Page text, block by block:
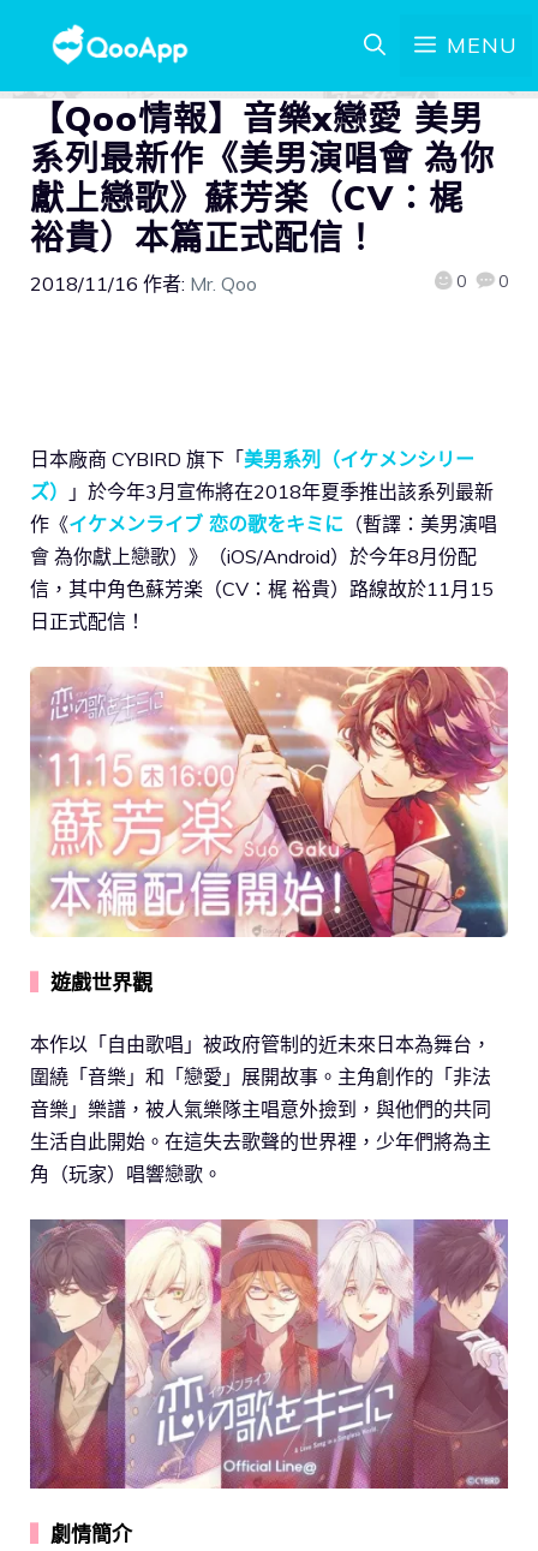
MENU
【Qoo情報】音樂x戀愛 美男
系列最新作《美男演唱會 為你
獻上戀歌》蘇芳楽（CV：梶
裕貴）本篇正式配信！
2018/11/16 作者: Mr. Qoo 0 0
日本廠商 CYBIRD 旗下「美男系列（イケメンシリー
ズ）
」於今年3月宣佈將在2018年夏季推出該系列最新
作《イケメンライブ 恋の歌をキミに （暫譯：美男演唱
會 為你獻上戀歌）》（iOS/Android）於今年8月份配
信，其中角色蘇芳楽（CV：梶 裕貴）路線故於11月15
日正式配信！
遊戲世界觀
本作以「自由歌唱」被政府管制的近未來日本為舞台，
圍繞「音樂」和「戀愛」展開故事。主角創作的「非法
音樂」樂譜，被人氣樂隊主唱意外撿到，與他們的共同
生活自此開始。在這失去歌聲的世界裡，少年們將為主
角（玩家）唱響戀歌。
劇情簡介